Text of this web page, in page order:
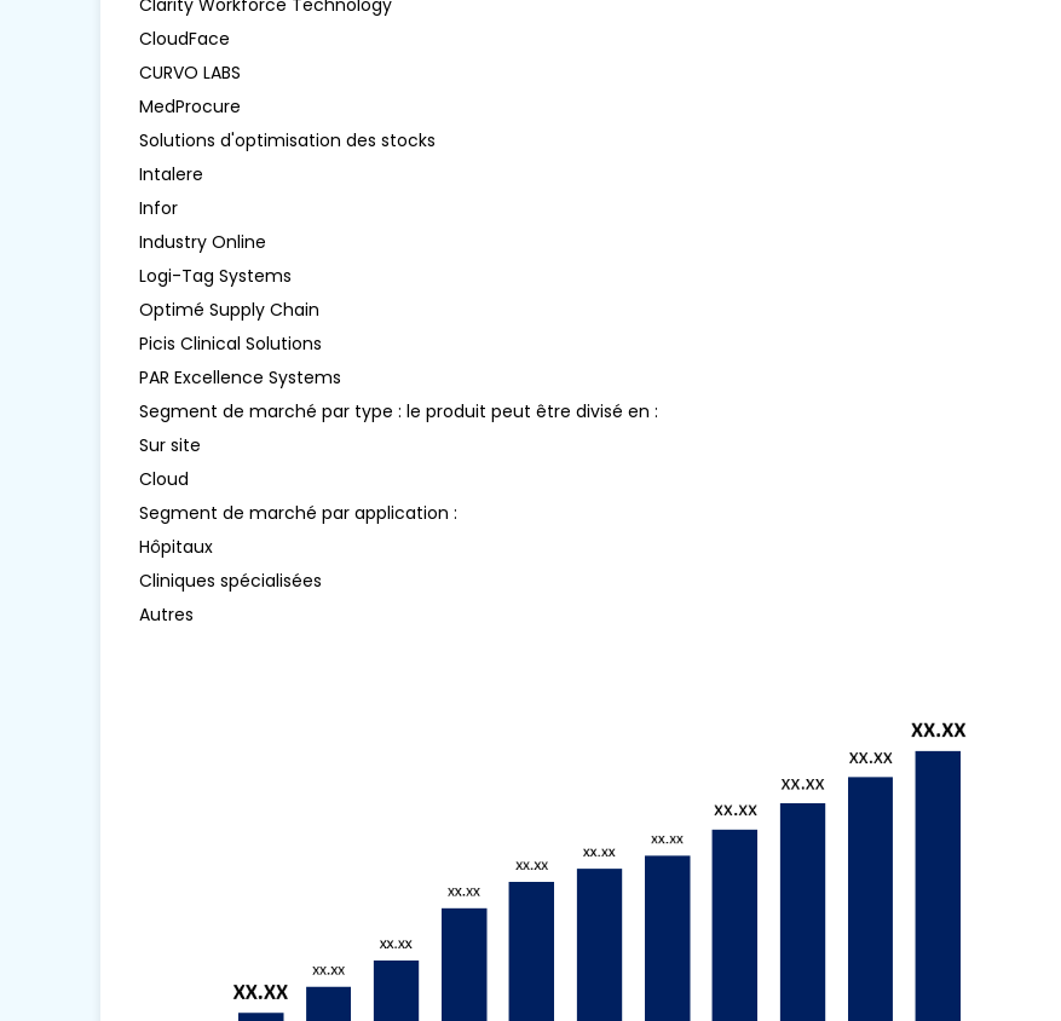
Clarity Workforce Technology
CloudFace
CURVO LABS
MedProcure
Solutions d'optimisation des stocks
Intalere
Infor
Industry Online
Logi-Tag Systems
Optimé Supply Chain
Picis Clinical Solutions
PAR Excellence Systems
Segment de marché par type : le produit peut être divisé en :
Sur site
Cloud
Segment de marché par application :
Hôpitaux
Cliniques spécialisées
Autres